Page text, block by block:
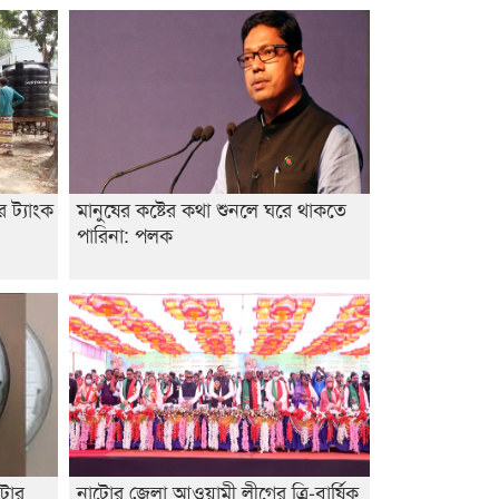
আবিদের
ট্যাংক
মানুষের কষ্টের কথা শুনলে ঘরে থাকতে
পারিনা: পলক
নাটোর জেলা আওয়ামী লীগের ত্রি-বার্ষিক